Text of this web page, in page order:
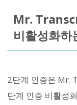
Mr.
비활성화하
2단계 인증은 Mr.
단계 인증 비활성